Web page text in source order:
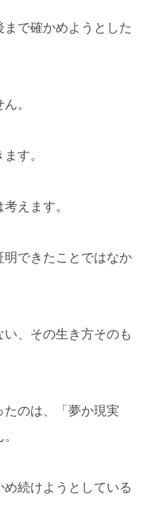
で確かめようとした
。
す。
えます。
できたことではなか
、その生き方そのも
たのは、「夢か現実
続けようとしている